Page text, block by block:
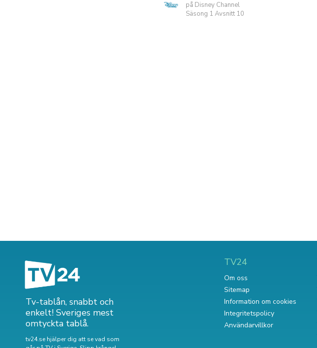
på Disney Channel
Säsong 1 Avsnitt 10
Tv-tablån, snabbt och
enkelt! Sveriges mest
omtyckta tablå.
tv24.se hjälper dig att se vad som
TV24
Om oss
Sitemap
Information om cookies
Integritetspolicy
Användarvillkor